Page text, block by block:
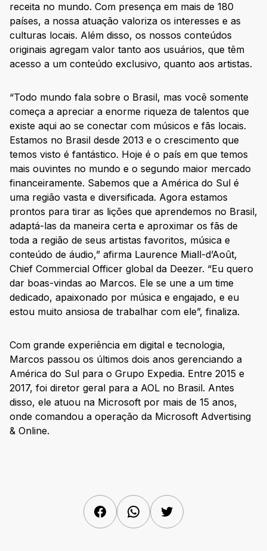
receita no mundo. Com presença em mais de 180
países, a nossa atuação valoriza os interesses e as
culturas locais. Além disso, os nossos conteúdos
originais agregam valor tanto aos usuários, que têm
acesso a um conteúdo exclusivo, quanto aos artistas.
“Todo mundo fala sobre o Brasil, mas você somente
começa a apreciar a enorme riqueza de talentos que
existe aqui ao se conectar com músicos e fãs locais.
Estamos no Brasil desde 2013 e o crescimento que
temos visto é fantástico. Hoje é o país em que temos
mais ouvintes no mundo e o segundo maior mercado
financeiramente. Sabemos que a América do Sul é
uma região vasta e diversificada. Agora estamos
prontos para tirar as lições que aprendemos no Brasil,
adaptá-las da maneira certa e aproximar os fãs de
toda a região de seus artistas favoritos, música e
conteúdo de áudio,” afirma Laurence Miall-d’Août,
Chief Commercial Officer global da Deezer. “Eu quero
dar boas-vindas ao Marcos. Ele se une a um time
dedicado, apaixonado por música e engajado, e eu
estou muito ansiosa de trabalhar com ele”, finaliza.
Com grande experiência em digital e tecnologia,
Marcos passou os últimos dois anos gerenciando a
América do Sul para o Grupo Expedia. Entre 2015 e
2017, foi diretor geral para a AOL no Brasil. Antes
disso, ele atuou na Microsoft por mais de 15 anos,
onde comandou a operação da Microsoft Advertising
& Online.
FacebookWhatsAppTwitter